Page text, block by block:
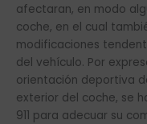
afectaran, en modo
coche, en el cual
modificaciones
del vehículo. Por
orientación deportiva
exterior del coche, se
911 para adecuar su